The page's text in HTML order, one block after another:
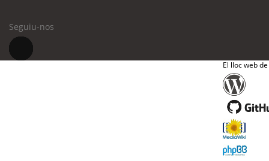
Seguiu-nos
El lloc web